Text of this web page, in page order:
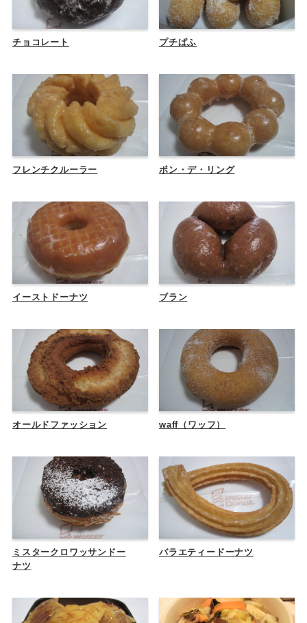
チョコレート プチぱふ
フレンチクルーラー ポン・デ・リング
イーストドーナツ ブラン
オールドファッション waff（ワッフ）
ミスタークロワッサンドー
ナツ
バラエティードーナツ